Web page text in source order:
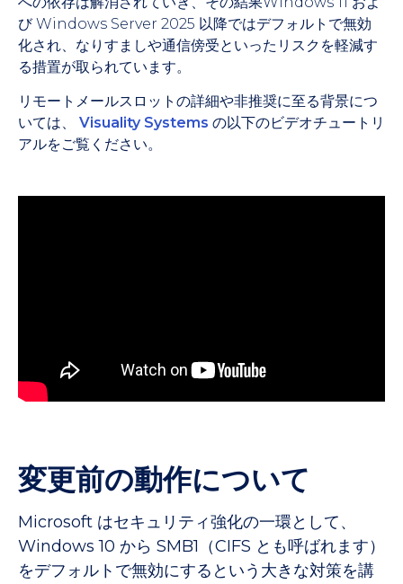
び Windows Server 2025 以降ではデフォルトで無効
化され、なりすましや通信傍受といったリスクを軽減す
る措置が取られています。
リモートメールスロットの詳細や非推奨に至る背景につ
いては、 Visuality Systems の以下のビデオチュートリ
アルをご覧ください。
変更前の動作について
Microsoft はセキュリティ強化の一環として、
Windows 10 から SMB1（CIFS とも呼ばれます）
をデフォルトで無効にするという大きな対策を講